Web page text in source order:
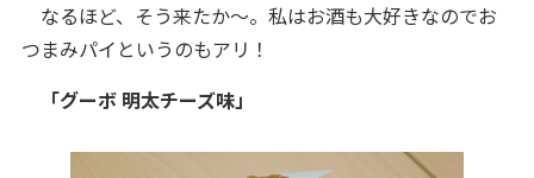
なるほど、そう来たか～。私はお酒も大好きなのでお
つまみパイというのもアリ！
「グーボ 明太チーズ味」